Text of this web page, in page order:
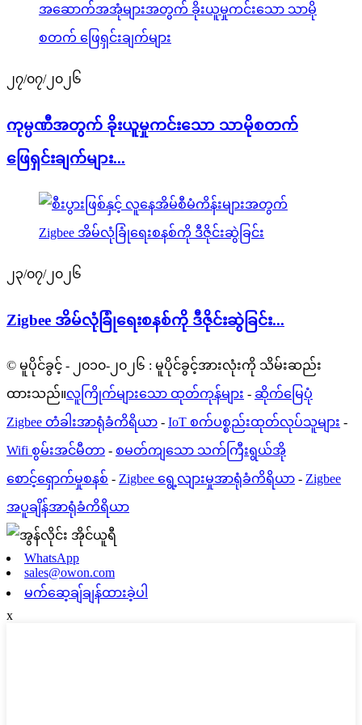
၂၇/၀၇/၂၀၂၆
ကုမ္ပဏီအတွက် ခိုးယူမှုကင်းသော သာမိုစတက်
ဖြေရှင်းချက်များ...
၂၃/၀၇/၂၀၂၆
Zigbee အိမ်လုံခြုံရေးစနစ်ကို ဒီဇိုင်းဆွဲခြင်း...
© မူပိုင်ခွင့် - ၂၀၁၀-၂၀၂၆ : မူပိုင်ခွင့်အားလုံးကို သိမ်းဆည်း
ထားသည်။လူကြိုက်များသော ထုတ်ကုန်များ - ဆိုက်မြေပုံ
Zigbee တံခါးအာရုံခံကိရိယာ - IoT စက်ပစ္စည်းထုတ်လုပ်သူများ -
Wifi စွမ်းအင်မီတာ - စမတ်ကျသော သက်ကြီးရွယ်အို
စောင့်ရှောက်မှုစနစ် - Zigbee ရွေ့လျားမှုအာရုံခံကိရိယာ - Zigbee
အပူချိန်အာရုံခံကိရိယာ
WhatsApp
sales@owon.com
မက်ဆေ့ချ်ချန်ထားခဲ့ပါ
x